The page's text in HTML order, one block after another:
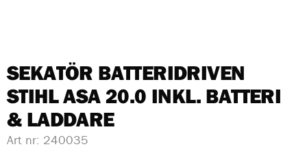
SEKATÖR BATTERIDRIVEN
STIHL ASA 20.0 INKL. BATTERI
& LADDARE
Art nr: 240035